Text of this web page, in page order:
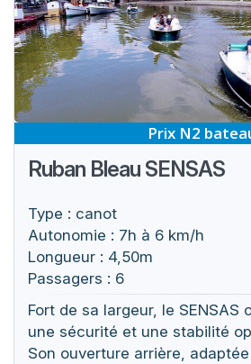
Prix N2
Ruban Bleau SENSAS
Type : canot
Autonomie : 7h à 6 km/h
Longueur : 4,50m
Passagers : 6
Fort de sa largeur, le SENSAS
une sécurité et une stabilité
Son ouverture arrière,